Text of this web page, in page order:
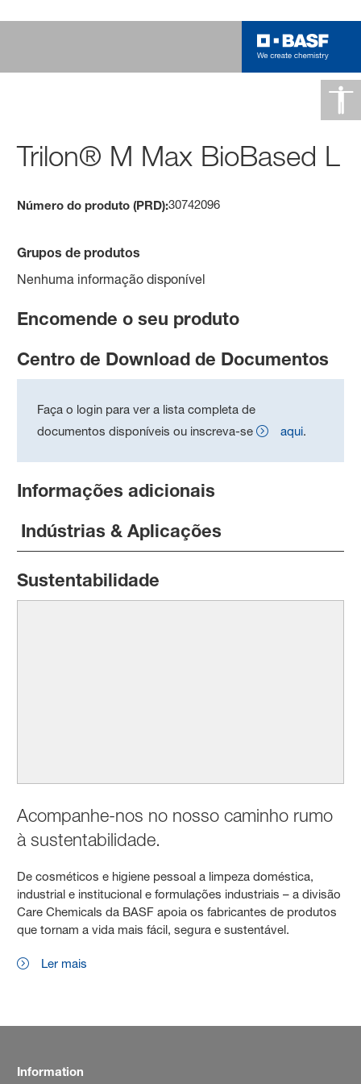
Trilon® M Max BioBased L
Número do produto (PRD):30742096
Grupos de produtos
Nenhuma informação disponível
Encomende o seu produto
Centro de Download de Documentos
Faça o login para ver a lista completa de
documentos disponíveis ou inscreva-se
aqui.
Informações adicionais
Indústrias & Aplicações
Sustentabilidade
Acompanhe-nos no nosso caminho rumo
à sustentabilidade.
De cosméticos e higiene pessoal a limpeza doméstica,
industrial e institucional e formulações industriais – a divisão
Care Chemicals da BASF apoia os fabricantes de produtos
que tornam a vida mais fácil, segura e sustentável.
Ler mais
Information